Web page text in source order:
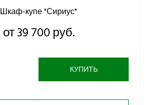
Шкаф-купе "Сириус"
от 39 700 руб.
КУПИТЬ